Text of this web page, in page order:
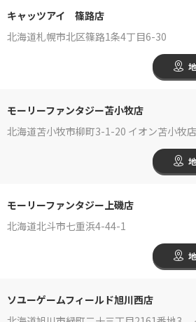
キャッツアイ 篠路店
北海道札幌市北区篠路1条4丁目6-30
モーリーファンタジー苫小牧店
北海道苫小牧市柳町3-1-20 イオン苫小牧
モーリーファンタジー上磯店
北海道北斗市七重浜4-44-1
ソユーゲームフィールド旭川西店